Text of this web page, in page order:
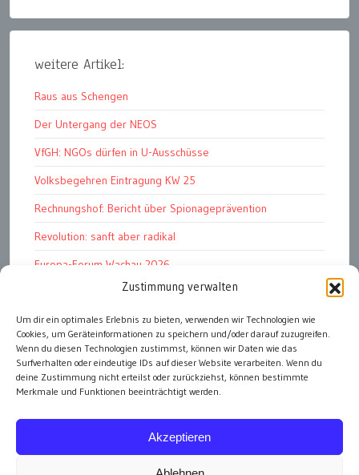
Zustimmung verwalten
Um dir ein optimales Erlebnis zu bieten, verwenden wir Technologien wie
Cookies, um Geräteinformationen zu speichern und/oder darauf zuzugreifen.
Wenn du diesen Technologien zustimmst, können wir Daten wie das
Surfverhalten oder eindeutige IDs auf dieser Website verarbeiten. Wenn du
deine Zustimmung nicht erteilst oder zurückziehst, können bestimmte
Merkmale und Funktionen beeinträchtigt werden.
Akzeptieren
weitere Artikel:
Raus aus Schengen
Der Untergang der NEOS
VfGH: NGOs dürfen in U-Ausschüsse
Volksbegehren Eintragung KW 25
Rechnungshof: Bericht über Spionageprävention
Revolution: sanft aber radikal
Europa-Forum Wachau 2026
Amnesty Report 2025/26
Attac kritisiert neues EU-Rüstungspaket
Ungarn ist demokratischer als Österreich
alle Artikel